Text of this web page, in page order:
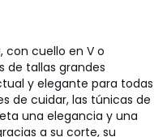
con cuello en V o
de tallas grandes
y elegante para todas
de cuidar, las túnicas de
una elegancia y una
a su corte, su